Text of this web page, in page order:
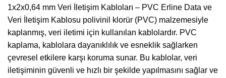
1x2x0,64 mm Veri İletişim Kabloları – PVC Erline Data ve
Veri İletişim Kablosu polivinil klorür (PVC) malzemesiyle
kaplanmış, veri iletimi için kullanılan kablolardır. PVC
kaplama, kablolara dayanıklılık ve esneklik sağlarken
çevresel etkilere karşı koruma sunar. Bu kablolar, veri
iletişiminin güvenli ve hızlı bir şekilde yapılmasını sağlar ve